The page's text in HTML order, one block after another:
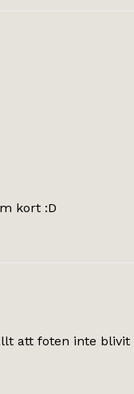
kort :D
att foten inte blivit